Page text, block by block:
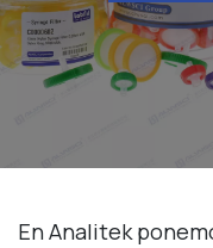
En Analitek